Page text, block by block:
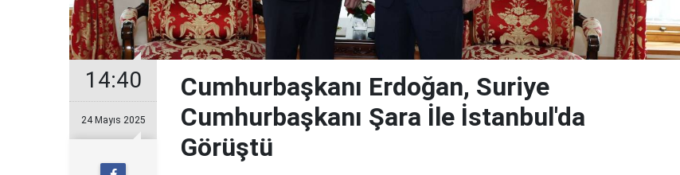
14:40
24 Mayıs 2025
Cumhurbaşkanı Erdoğan, Suriye
Cumhurbaşkanı Şara İle İstanbul'da
Görüştü